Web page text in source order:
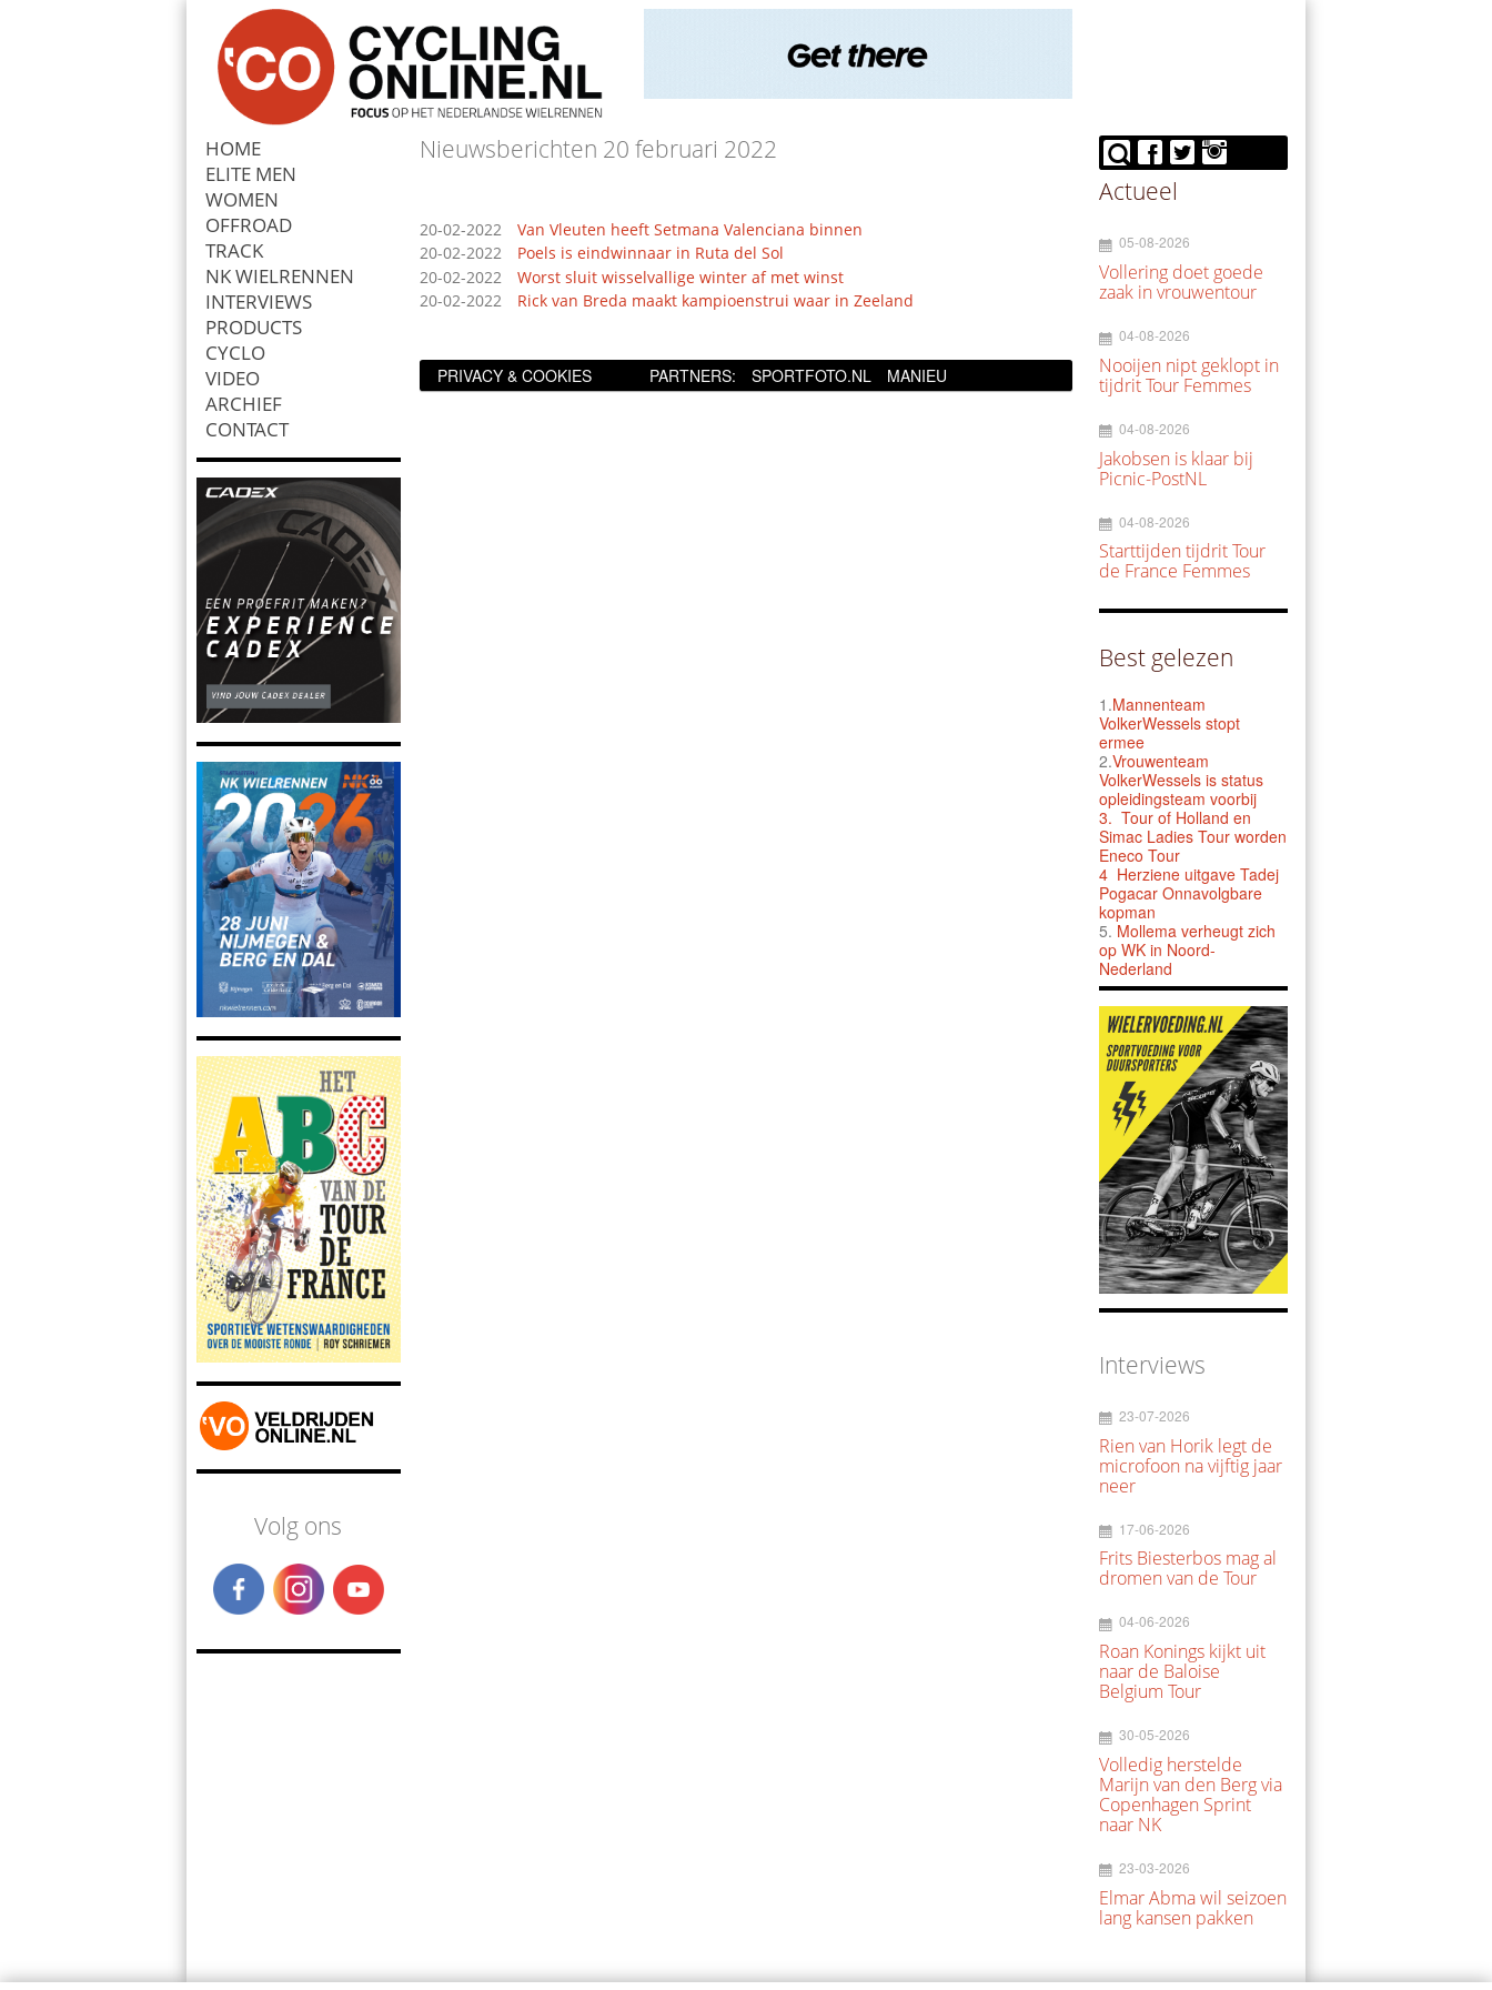
HOME
ELITE MEN
WOMEN
OFFROAD
TRACK
NK WIELRENNEN
INTERVIEWS
PRODUCTS
CYCLO
VIDEO
ARCHIEF
CONTACT
Zoek
Volg ons
Nieuwsberichten 20 februari 2022
20-02-2022
Van Vleuten heeft Setmana Valenciana binnen
20-02-2022
Poels is eindwinnaar in Ruta del Sol
20-02-2022
Worst sluit wisselvallige winter af met winst
20-02-2022
Rick van Breda maakt kampioenstrui waar in Zeeland
PRIVACY & COOKIES PARTNERS: SPORTFOTO.NL MANIEU
Actueel
05-08-2026
Vollering doet goede
zaak in vrouwentour
04-08-2026
Nooijen nipt geklopt in
tijdrit Tour Femmes
04-08-2026
Jakobsen is klaar bij
Picnic-PostNL
04-08-2026
Starttijden tijdrit Tour
de France Femmes
Best gelezen
1.Mannenteam
VolkerWessels stopt
ermee
2.Vrouwenteam
VolkerWessels is status
opleidingsteam voorbij
3. Tour of Holland en
Simac Ladies Tour worden
Eneco Tour
4 Herziene uitgave Tadej
Pogacar Onnavolgbare
kopman
5. Mollema verheugt zich
op WK in Noord-
Nederland
Interviews
23-07-2026
Rien van Horik legt de
microfoon na vijftig jaar
neer
17-06-2026
Frits Biesterbos mag al
dromen van de Tour
04-06-2026
Roan Konings kijkt uit
naar de Baloise
Belgium Tour
30-05-2026
Volledig herstelde
Marijn van den Berg via
Copenhagen Sprint
naar NK
23-03-2026
Elmar Abma wil seizoen
lang kansen pakken